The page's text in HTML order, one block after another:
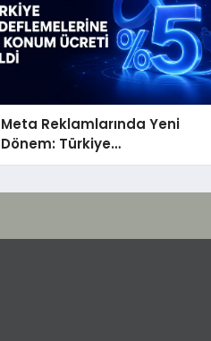
Meta Reklamlarında Yeni
Dönem: Türkiye
Hedeflemelerine Yüzde 5